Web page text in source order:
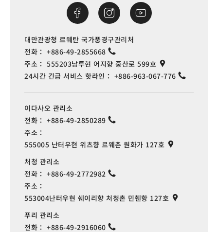
대만관광청 르웨탄 국가풍경구관리처
전화： +886-49-2855668
주소： 555203남투현 어지향 중산로 599호
24시간 긴급 서비스 핫라인： +886-963-067-776
이다사오 관리소
전화： +886-49-2850289
주소：
555005 난터우현 위츠향 르웨촌 원화가 127호
처청 관리소
전화： +886-49-2772982
주소：
553004난터우현 쉐이리향 처청촌 민췐항 127호
푸리 관리소
전화： +886-49-2916060